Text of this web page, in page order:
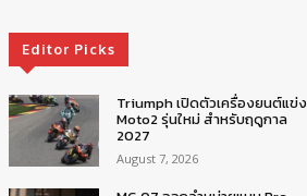
Editor Picks
Triumph เปิดตัวเครื่องยนต์แข่ง
Moto2 รุ่นใหม่ สำหรับฤดูกาล
2027
August 7, 2026